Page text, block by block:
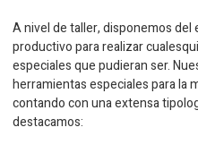
A nivel de taller, disponemos
productivo para realizar
especiales que pudieran ser.
herramientas especiales para la
contando con una extensa
destacamos: